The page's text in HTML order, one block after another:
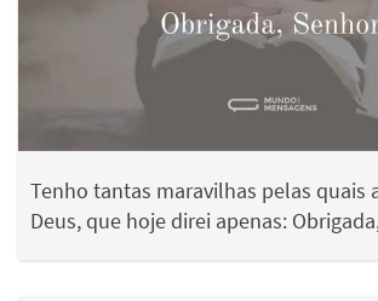
Tenho tantas maravilhas pelas quais
Deus, que hoje direi apenas: